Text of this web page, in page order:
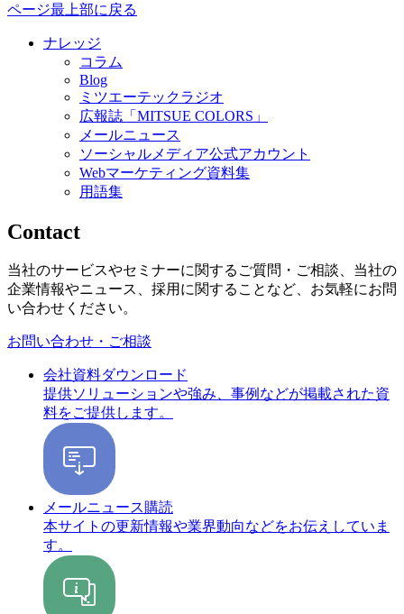
ページ最上部に戻る
ナレッジ
コラム
Blog
ミツエーテックラジオ
広報誌「MITSUE COLORS」
メールニュース
ソーシャルメディア公式アカウント
Webマーケティング資料集
用語集
Contact
当社のサービスやセミナーに関するご質問・ご相談、当社の
企業情報やニュース、採用に関することなど、お気軽にお問
い合わせください。
お問い合わせ・ご相談
会社資料ダウンロード
提供ソリューションや強み、事例などが掲載された資
料をご提供します。
メールニュース購読
本サイトの更新情報や業界動向などをお伝えしていま
す。